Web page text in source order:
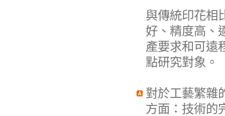
與傳統印花相
好、精度高、
產要求和可遠
點研究對象。
對於工藝繁雜
方面：技術的